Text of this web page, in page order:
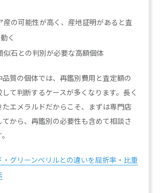
産の可能性が高く、産地証明があると査
く
似石との判別が必要な高額個体
質の個体では、再鑑別費用と査定額の
て判断するケースが多くなります。長く
たエメラルドだからこそ、まずは専門店
てから、再鑑別の必要性も含めて相談さ
グリーンベリルとの違いを屈折率・比重